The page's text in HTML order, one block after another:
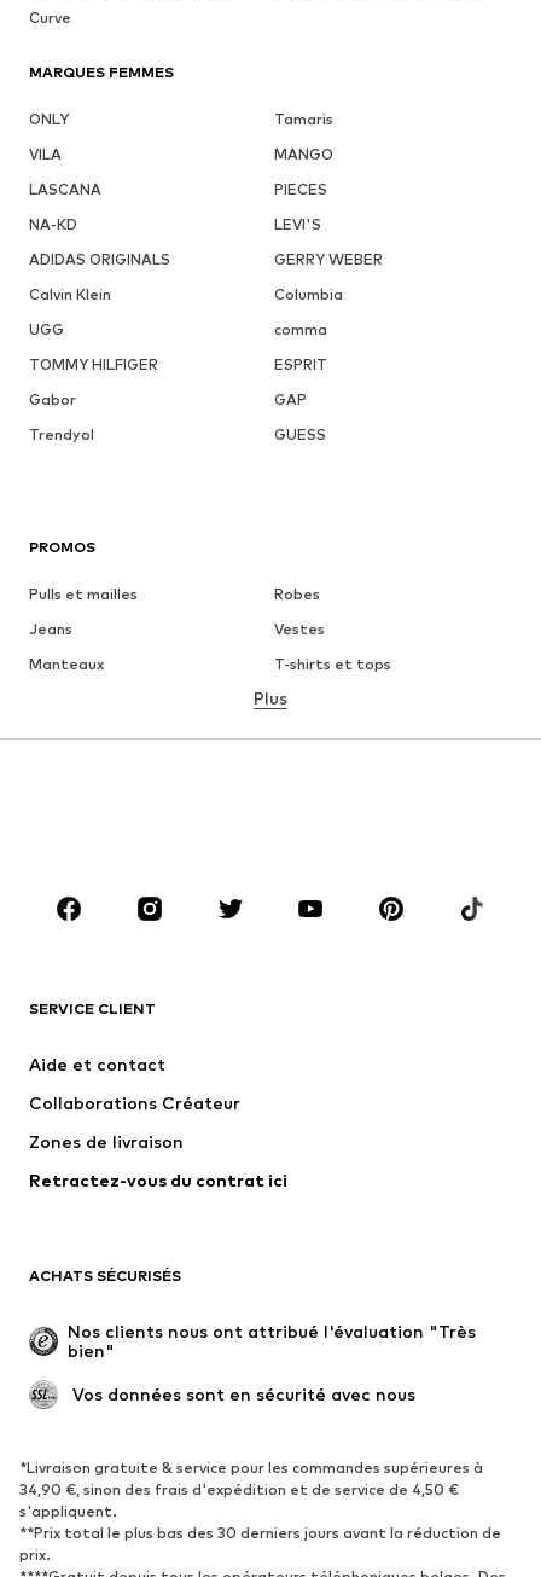
Curve
MARQUES FEMMES
ONLY
Tamaris
VILA
MANGO
LASCANA
PIECES
NA-KD
LEVI'S
ADIDAS ORIGINALS
GERRY WEBER
Calvin Klein
Columbia
UGG
comma
TOMMY HILFIGER
ESPRIT
Gabor
GAP
Trendyol
GUESS
PROMOS
Pulls et mailles
Robes
Jeans
Vestes
Manteaux
T-shirts et tops
Lingerie
Jupes
Blouses et tuniques
Accessoires
Premium
Nouveautés
Lingerie
Manteaux
Jupes
Occasions spéciales
Exclusif
Remise à neuf
Nouveautés
Tendance
Baskets
Bottines
Escarpins et talons hauts
Bottes
Sandales
Chaussures basses
Plus
SERVICE CLIENT
Aide et contact
Collaborations Créateur
Zones de livraison
Retractez-vous du contrat ici
ACHATS SÉCURISÉS
Nos clients nous ont attribué l'évaluation "Très
bien"
Vos données sont en sécurité avec nous
*Livraison gratuite & service pour les commandes supérieures à
34,90 €, sinon des frais d'expédition et de service de 4,50 €
s'appliquent.
**Prix total le plus bas des 30 derniers jours avant la réduction de
prix.